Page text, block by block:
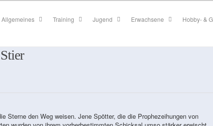
Allgemeines Training Jugend Erwachsene Hobby- &
Sterne den Weg weisen. Jene Spötter, die die Prophezeihungen von